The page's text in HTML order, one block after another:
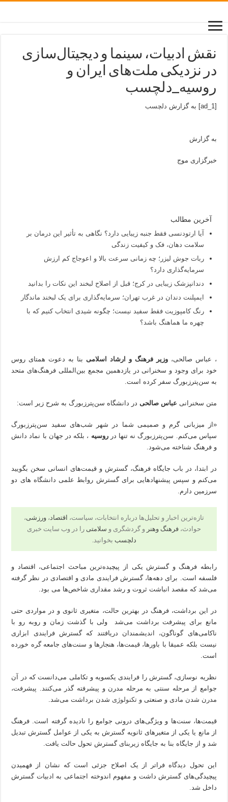
نقش ادبیات، سینما و دیجیتال‌سازی
در نزدیکی ملت‌های ایران و
روسیه_دلچسب
[ad_1] به گزارش دلچسب
به گزارش
خبرگزاری موج
آخرین مطالب
آیا ارتودنسی فقط جنبه زیبایی دارد؟ نگاهی به تأثیر این درمان بر
سلامت دهان، فک و کیفیت زندگی
ربات جوش لیزر؛ چه زمانی سرعت بالا و اعوجاج کم ارزش
سرمایه‌گذاری دارد؟
دندانپزشک زیبایی در کرج؛ قبل از اصلاح لبخند این نکات را بدانید
ایمپلنت دندان در غرب تهران؛ سرمایه‌گذاری برای یک لبخند ماندگار
رنگ کامپوزیت فقط سفید نیست؛ چگونه شیدی انتخاب کنیم که با
چهره ما هماهنگ باشد؟
، عباس صالحی،وزیر فرهنگ و ارشاد اسلامیبنا به دعوت همتای روس
خود برای وجود و سخنرانی در یازدهمین مجمع بین‌المللی فرهنگ‌های متحد
به سن‌پترزبورگ سفر کرده است.
متن سخنرانی عباس صالحی در دانشگاه سن‌پترزبورگ به شرح زیر است:
«از میزبانی گرم و صمیمی شما در شهر شب‌های سفید سن‌پترزبورگ
سپاس می‌کنم. سن‌پترزبورگ نه تنها درروسیه ، بلکه در جهان با نماد دانش
و فرهنگ شناخته می‌شود.
در ابتدا، در باب جایگاه فرهنگ، گسترش و قیمت‌های انسانی سخن بگویید
می‌کنم و سپس پیشنهادهایی برای گسترش روابط علمی دانشگاه های دو
سرزمین دارم.
تازه‌ترین اخبار و تحلیل‌ها درباره انتخابات، سیاست، اقتصاد، ورزشی،
حوادث، فرهنگ وهنر و گردشگری و سلامتی را در وب سایت خبری
دلچسب بخوانید.
رابطه فرهنگ و گسترش یکی از پیچیده‌ترین مباحث اجتماعی، اقتصاد و
فلسفه است. برای دهه‌ها،‌ گسترش فرایندی مادی و اقتصادی در نظر گرفته
می‌شد که مقصد انباشت ثروت و رشد مقداری شاخص‌ها می بود.
در این برداشت، فرهنگ در بهترین حالت‌، متغیری ثانوی و در مواردی حتی
مانع برای پیشرفت برداشت می‌شد ولی با گذشت زمان و روبه رو با
ناکامی‌های گوناگون، اندیشمندان دریافتند که گسترش فرایندی ابزاری
نیست بلکه عمیقا با باورها، قیمت‌ها، هنجارها و سنت‌های جامعه گره خورده
است.
نظریه نوسازی، گسترش را فرایندی یکسویه و تکاملی می‌دانست که در آن
جوامع از مرحله سنتی به مرحله مدرن و پیشرفته گذر می‌کنند. پیشرفت،‌
مدرن شدن مادی و صنعتی وتکنولوژی شدن برداشت می‌شد.
قیمت‌ها، سنت‌ها و ویژگی‌های درونی جوامع را نادیده گرفته است. فرهنگ
از مانع یا یکی از متغیرهای ثانویه گسترش به یکی از عوامل گسترش تبدیل
شد و از جایگاه بنا به جایگاه زیربنای گسترش تحول حالت یافت.
این تحول دیدگاه فراتر از یک اصلاح جزئی است که نشان از فهمیدن
پیچیدگی‌های گسترش داشت و مفهوم اندوخته اجتماعی به ادبیات گسترش
داخل شد.